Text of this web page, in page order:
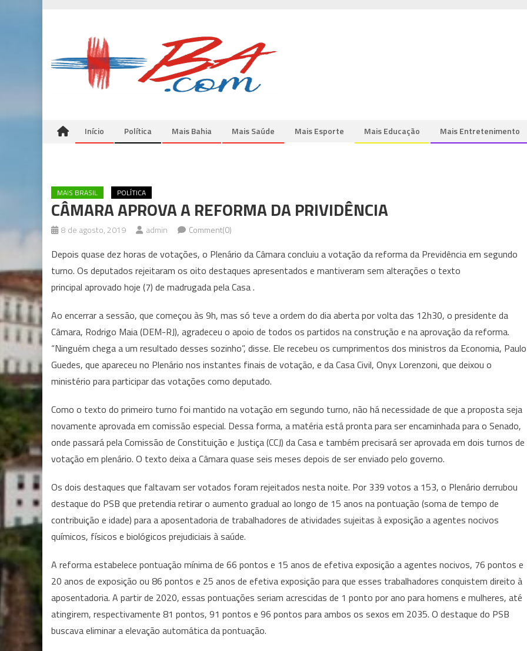
Início Política Mais Bahia Mais Saúde Mais Esporte Mais Educação Mais Entretenimento
MAIS BRASIL POLÍTICA
CÂMARA APROVA A REFORMA DA PRIVIDÊNCIA
8 de agosto, 2019 admin Comment(0)
Depois quase dez horas de votações, o Plenário da Câmara concluiu a votação da reforma da Previdência em segundo
turno. Os deputados rejeitaram os oito destaques apresentados e mantiveram sem alterações o texto
principal aprovado hoje (7) de madrugada pela Casa .
Ao encerrar a sessão, que começou às 9h, mas só teve a ordem do dia aberta por volta das 12h30, o presidente da
Câmara, Rodrigo Maia (DEM-RJ), agradeceu o apoio de todos os partidos na construção e na aprovação da reforma.
“Ninguém chega a um resultado desses sozinho”, disse. Ele recebeu os cumprimentos dos ministros da Economia, Paulo
Guedes, que apareceu no Plenário nos instantes finais de votação, e da Casa Civil, Onyx Lorenzoni, que deixou o
ministério para participar das votações como deputado.
Como o texto do primeiro turno foi mantido na votação em segundo turno, não há necessidade de que a proposta seja
novamente aprovada em comissão especial. Dessa forma, a matéria está pronta para ser encaminhada para o Senado,
onde passará pela Comissão de Constituição e Justiça (CCJ) da Casa e também precisará ser aprovada em dois turnos de
votação em plenário. O texto deixa a Câmara quase seis meses depois de ser enviado pelo governo.
Os dois destaques que faltavam ser votados foram rejeitados nesta noite. Por 339 votos a 153, o Plenário derrubou
destaque do PSB que pretendia retirar o aumento gradual ao longo de 15 anos na pontuação (soma de tempo de
contribuição e idade) para a aposentadoria de trabalhadores de atividades sujeitas à exposição a agentes nocivos
químicos, físicos e biológicos prejudiciais à saúde.
A reforma estabelece pontuação mínima de 66 pontos e 15 anos de efetiva exposição a agentes nocivos, 76 pontos e
20 anos de exposição ou 86 pontos e 25 anos de efetiva exposição para que esses trabalhadores conquistem direito à
aposentadoria. A partir de 2020, essas pontuações seriam acrescidas de 1 ponto por ano para homens e mulheres, até
atingirem, respectivamente 81 pontos, 91 pontos e 96 pontos para ambos os sexos em 2035. O destaque do PSB
buscava eliminar a elevação automática da pontuação.